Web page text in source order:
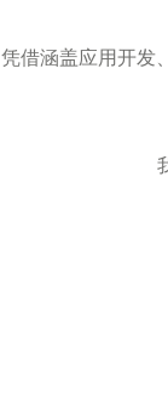
凭借涵盖应用开发